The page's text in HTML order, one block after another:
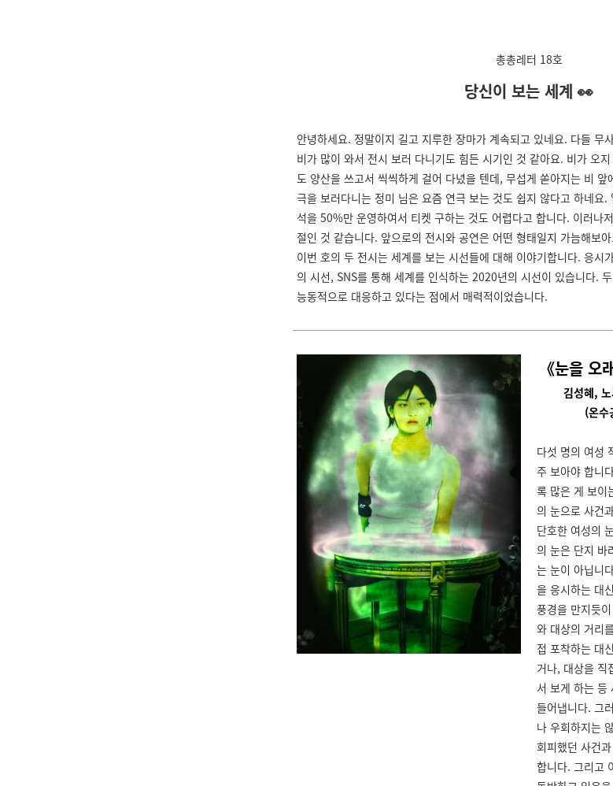
총총레터 18호
당신이 보는 세계 👀
안녕하세요. 정말이지 길고 지루한 장마가 계속되고 있네요. 다들 무
비가 많이 와서 전시 보러 다니기도 힘든 시기인 것 같아요. 비가 오
도 양산을 쓰고서 씩씩하게 걸어 다녔을 텐데, 무섭게 쏟아지는 비 앞
극을 보러다니는 정미 님은 요즘 연극 보는 것도 쉽지 않다고 하네요
석을 50%만 운영하여서 티켓 구하는 것도 어렵다고 합니다. 이러나
절인 것 같습니다. 앞으로의 전시와 공연은 어떤 형태일지 가늠해보
이번 호의 두 전시는 세계를 보는 시선들에 대해 이야기합니다. 응시
의 시선, SNS를 통해 세계를 인식하는 2020년의 시선이 있습니다.
능동적으로 대응하고 있다는 점에서 매력적이었습니다.
《눈을 오
김성혜,
(온
다섯 명의 여성
주 보아야 합니
록 많은 게 보이
의 눈으로 사건
단호한 여성의
의 눈은 단지 바
는 눈이 아닙니
을 응시하는 대
풍경을 만지듯
와 대상의 거리
접 포착하는 대
거나, 대상을 직
서 보게 하는 등
들어냅니다. 그
나 우회하지는
회피했던 사건
합니다. 그리고